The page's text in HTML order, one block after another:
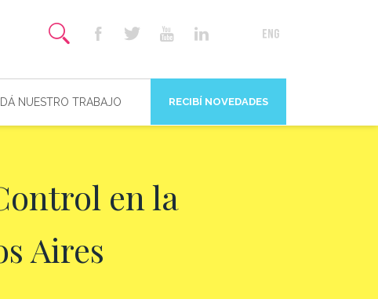
NUESTRO TRABAJO RECIBÍ NOVEDADES
en la
Aires